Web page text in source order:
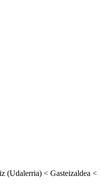
(Udalerria) < Gasteizaldea <